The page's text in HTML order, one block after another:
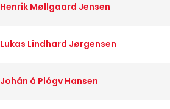
Henrik Møllgaard Jensen
Lukas Lindhard Jørgensen
Johán á Plógv Hansen